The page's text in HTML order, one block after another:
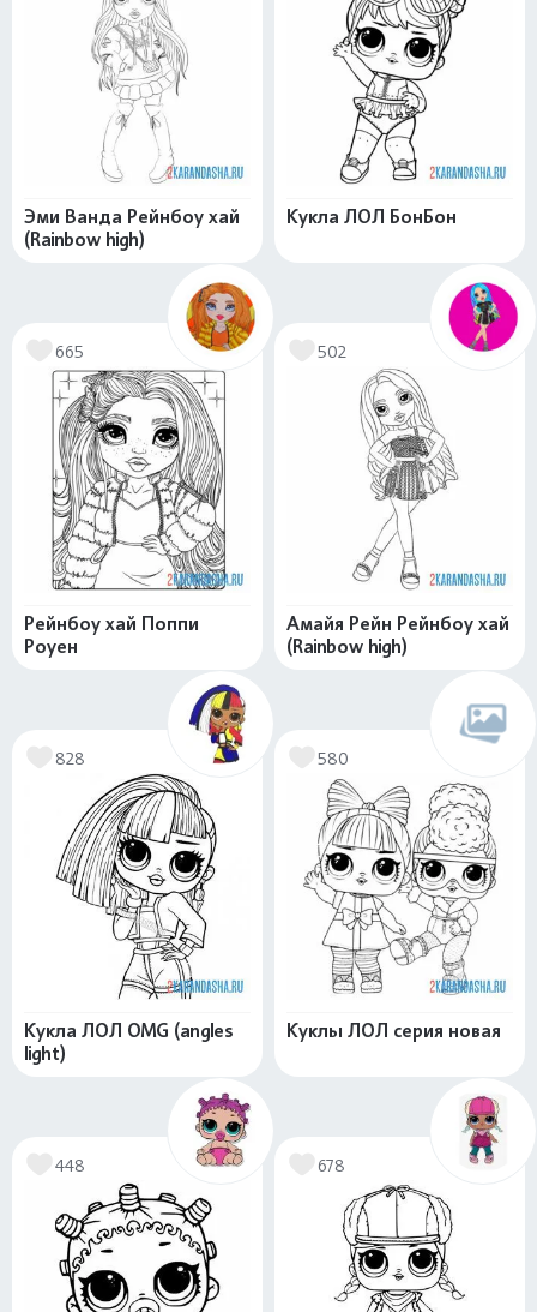
Эми Ванда Рейнбоу хай
(Rainbow high)
Кукла ЛОЛ БонБон
665
Рейнбоу хай Поппи
Роуен
502
Амайя Рейн Рейнбоу хай
(Rainbow high)
828
Кукла ЛОЛ OMG (angles
light)
580
Куклы ЛОЛ серия новая
448 678